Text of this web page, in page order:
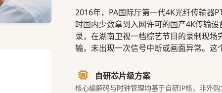
2016年，PA国际厅第一代4K光纤传输器
时国内少数拿到入网许可的国产4K传输
录，在湖南卫视一档综艺节目的录制现
输，未出现一次信号中断或画面异常。这
自研芯片级方案
核心编解码与时钟管理均基于自研IP核，非外购